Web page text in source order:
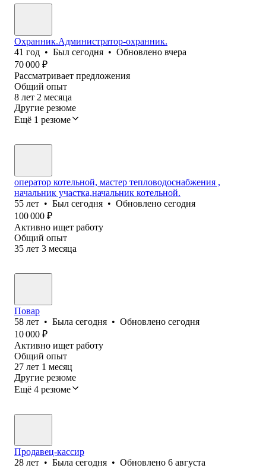
Охранник.Администратор-охранник.
41 год • Был сегодня • Обновлено вчера
70 000 ₽
Рассматривает предложения
Общий опыт
8 лет 2 месяца
Другие резюме
Ещё 1 резюме
оператор котельной, мастер тепловодоснабжения ,
начальник участка,начальник котельной.
55 лет • Был сегодня • Обновлено сегодня
100 000 ₽
Активно ищет работу
Общий опыт
35 лет 3 месяца
Повар
58 лет • Была сегодня • Обновлено сегодня
10 000 ₽
Активно ищет работу
Общий опыт
27 лет 1 месяц
Другие резюме
Ещё 4 резюме
Продавец-кассир
28 лет • Была сегодня • Обновлено 6 августа